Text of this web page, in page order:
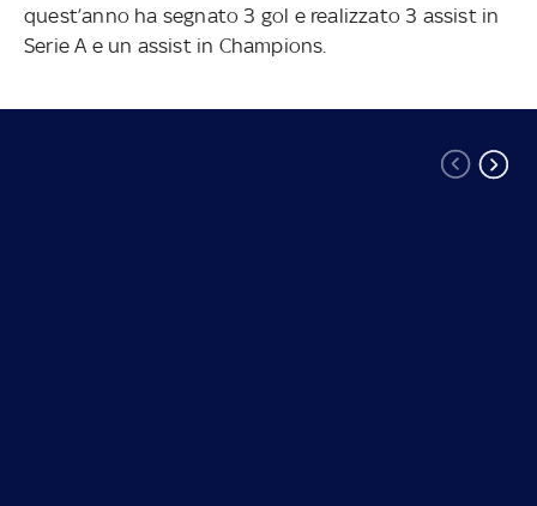
quest’anno ha segnato 3 gol e realizzato 3 assist in
Serie A e un assist in Champions.